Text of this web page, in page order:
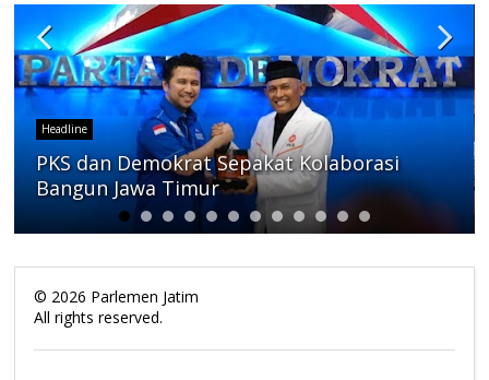
Headline
PKS dan Demokrat Sepakat Kolaborasi
Bangun Jawa Timur
© 2026 Parlemen Jatim
All rights reserved.